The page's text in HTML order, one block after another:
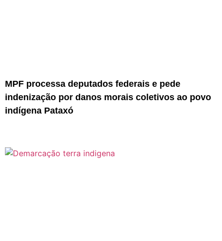
MPF processa deputados federais e pede
indenização por danos morais coletivos ao povo
indígena Pataxó